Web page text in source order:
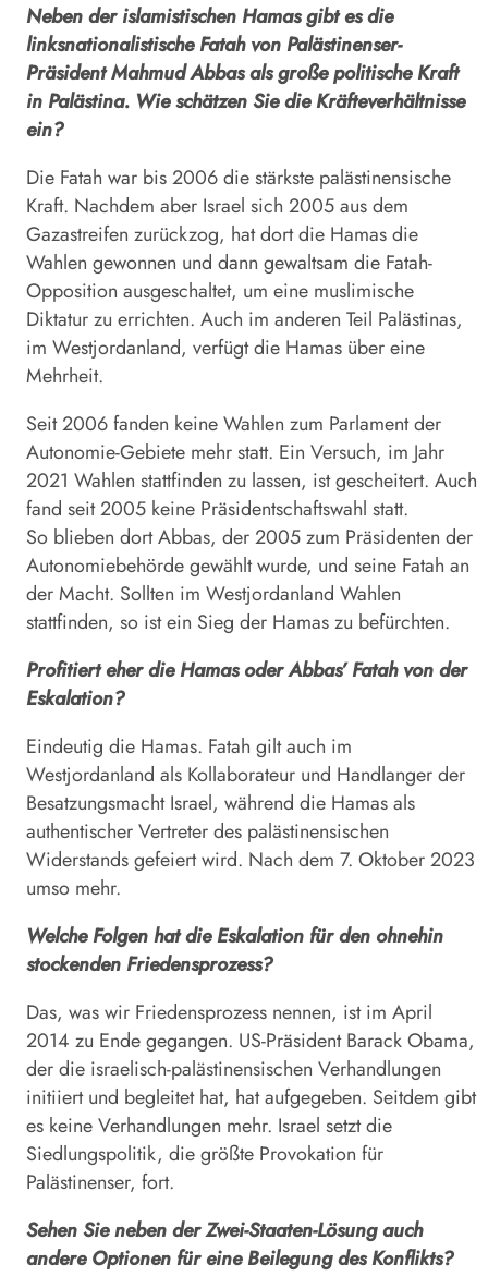
Neben der islamistischen Hamas gibt es die
linksnationalistische Fatah von Palästinenser-
Präsident Mahmud Abbas als große politische Kraft
in Palästina. Wie schätzen Sie die Kräfteverhältnisse
ein?
Die Fatah war bis 2006 die stärkste palästinensische
Kraft. Nachdem aber Israel sich 2005 aus dem
Gazastreifen zurückzog, hat dort die Hamas die
Wahlen gewonnen und dann gewaltsam die Fatah-
Opposition ausgeschaltet, um eine muslimische
Diktatur zu errichten. Auch im anderen Teil Palästinas,
im Westjordanland, verfügt die Hamas über eine
Mehrheit.
Seit 2006 fanden keine Wahlen zum Parlament der
Autonomie-Gebiete mehr statt. Ein Versuch, im Jahr
2021 Wahlen stattfinden zu lassen, ist gescheitert. Auch
fand seit 2005 keine Präsidentschaftswahl statt.
So blieben dort Abbas, der 2005 zum Präsidenten der
Autonomiebehörde gewählt wurde, und seine Fatah an
der Macht. Sollten im Westjordanland Wahlen
stattfinden, so ist ein Sieg der Hamas zu befürchten.
Profitiert eher die Hamas oder Abbas’ Fatah von der
Eskalation?
Eindeutig die Hamas. Fatah gilt auch im
Westjordanland als Kollaborateur und Handlanger der
Besatzungsmacht Israel, während die Hamas als
authentischer Vertreter des palästinensischen
Widerstands gefeiert wird. Nach dem 7. Oktober 2023
umso mehr.
Welche Folgen hat die Eskalation für den ohnehin
stockenden Friedensprozess?
Das, was wir Friedensprozess nennen, ist im April
2014 zu Ende gegangen. US-Präsident Barack Obama,
der die israelisch-palästinensischen Verhandlungen
initiiert und begleitet hat, hat aufgegeben. Seitdem gibt
es keine Verhandlungen mehr. Israel setzt die
Siedlungspolitik, die größte Provokation für
Palästinenser, fort.
Sehen Sie neben der Zwei-Staaten-Lösung auch
andere Optionen für eine Beilegung des Konflikts?